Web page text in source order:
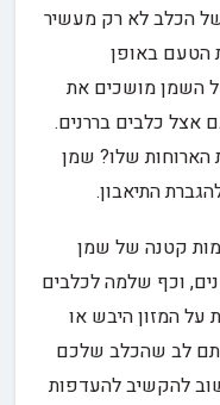
של הכלב לא רק מעשיר
הטעם באופן
השמן מושכים את
אצל כלבים בררנים.
שלו? שמן
התיאבון.
קטנה של שמן
וכף שלמה לכלבים
על המזון היבש או
לב שהכלב שלכם
להקשיב להעדפות